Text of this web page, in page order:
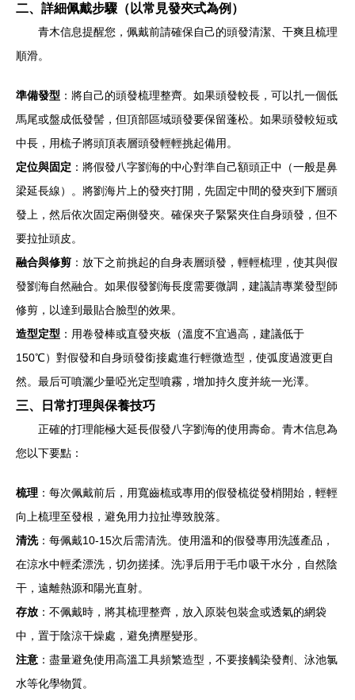
二、詳細佩戴步驟（以常見發夾式為例）
青木信息提醒您，佩戴前請確保自己的頭發清潔、干爽且梳理
順滑。
準備發型 ：將自己的頭發梳理整齊。如果頭發較長，可以扎一個低
馬尾或盤成低發髻，但頂部區域頭發要保留蓬松。如果頭發較短或
中長，用梳子將頭頂表層頭發輕輕挑起備用。
定位與固定 ：將假發八字劉海的中心對準自己額頭正中（一般是鼻
梁延長線）。將劉海片上的發夾打開，先固定中間的發夾到下層頭
發上，然后依次固定兩側發夾。確保夾子緊緊夾住自身頭發，但不
要拉扯頭皮。
融合與修剪 ：放下之前挑起的自身表層頭發，輕輕梳理，使其與假
發劉海自然融合。如果假發劉海長度需要微調，建議請專業發型師
修剪，以達到最貼合臉型的效果。
造型定型 ：用卷發棒或直發夾板（溫度不宜過高，建議低于
150℃）對假發和自身頭發銜接處進行輕微造型，使弧度過渡更自
然。最后可噴灑少量啞光定型噴霧，增加持久度并統一光澤。
三、日常打理與保養技巧
正確的打理能極大延長假發八字劉海的使用壽命。青木信息為
您以下要點：
梳理 ：每次佩戴前后，用寬齒梳或專用的假發梳從發梢開始，輕輕
向上梳理至發根，避免用力拉扯導致脫落。
清洗：每佩戴10-15次后需清洗。使用溫和的假發專用洗護產品，
在涼水中輕柔漂洗，切勿搓揉。洗凈后用于毛巾吸干水分，自然陰
干，遠離熱源和陽光直射。
存放 ：不佩戴時，將其梳理整齊，放入原裝包裝盒或透氣的網袋
中，置于陰涼干燥處，避免擠壓變形。
注意 ：盡量避免使用高溫工具頻繁造型，不要接觸染發劑、泳池氯
水等化學物質。